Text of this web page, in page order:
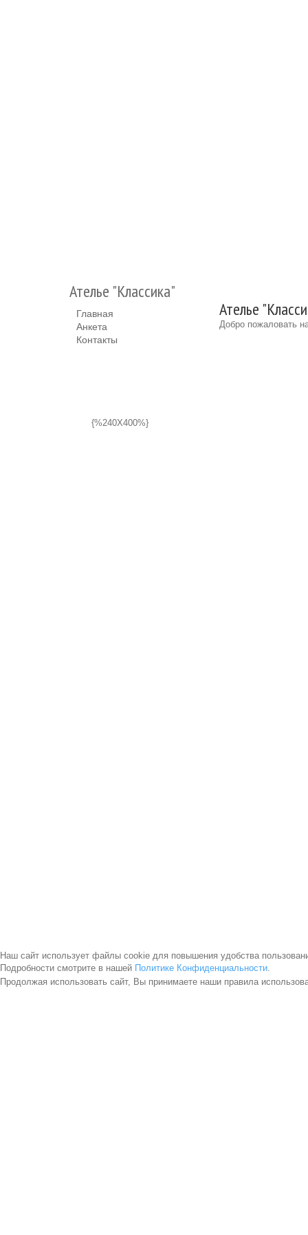
Ателье "Классика"
Главная
Анкета
Контакты
{%240X400%}
Ателье
Добро пожаловать
Наш сайт использует файлы cookie для повышения удобства
Подробности смотрите в нашей Политике Конфиденциальности.
Продолжая использовать сайт, Вы принимаете наши правила